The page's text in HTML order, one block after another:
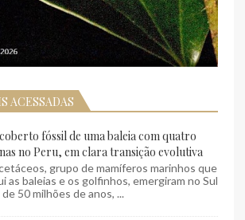
ACESSADAS
fóssil de uma baleia com quatro
no Peru, em clara transição evolutiva
grupo de mamíferos marinhos que
as baleias e os golfinhos, emergiram no Sul
50 milhões de anos, ...